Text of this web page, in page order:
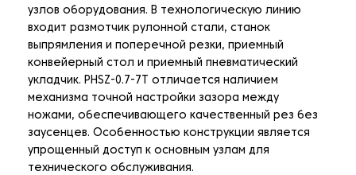
узлов оборудования. В технологическую линию
входит размотчик рулонной стали, станок
выпрямления и поперечной резки, приемный
конвейерный стол и приемный пневматический
укладчик. PHSZ-0.7-7T отличается наличием
механизма точной настройки зазора между
ножами, обеспечивающего качественный рез без
заусенцев. Особенностью конструкции является
упрощенный доступ к основным узлам для
технического обслуживания.